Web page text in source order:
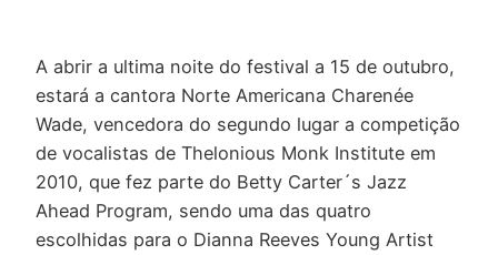
A abrir a ultima noite do festival a 15 de outubro,
estará a cantora Norte Americana Charenée
Wade, vencedora do segundo lugar a competição
de vocalistas de Thelonious Monk Institute em
2010, que fez parte do Betty Carter´s Jazz
Ahead Program, sendo uma das quatro
escolhidas para o Dianna Reeves Young Artist